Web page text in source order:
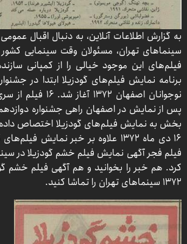
به گزارش اطلاعات آنلاین، به دنبال اقبال عمومی
سینما‌های تهران، مسئولان وقت سینمایی کشور
فیلم‌های این موجود خیالی را از کمپانی
برنامه نمایش فیلم‌های گودزیلا ابتدا در
نوجوانان اصفهان
پس از نمایش در اصفهان راهی جشنواره
بخش به نمایش فیلم‌های گودزیلا اختصاص داده
۱۶ دی ماه ۱۳۷۲ علاوه بر خبر نمایش
فیلم فجر آگهی نمایش فیلم خشم گودزیلا در
کرد. هم خبر را بخوانید و هم آگهی فیلم خشم
۱۳۷۲ سینما‌های تهران را تماشا کنید.